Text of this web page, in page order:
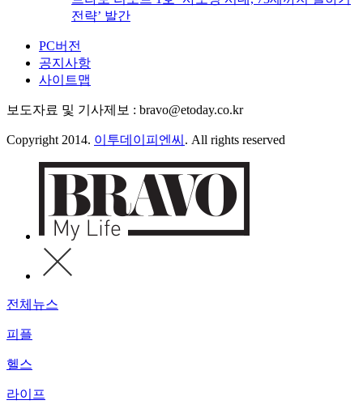
전략’ 발간
PC버전
공지사항
사이트맵
보도자료 및 기사제보 : bravo@etoday.co.kr
Copyright 2014. 이투데이피엔씨 . All rights reserved
전체뉴스
피플
헬스
라이프